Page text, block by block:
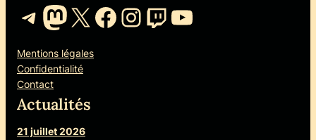
Telegram
Mastodon
X Facebook
Instagram
Twitch
YouTube
Mentions légales
Confidentialité
Contact
Actualités
21 juillet 2026